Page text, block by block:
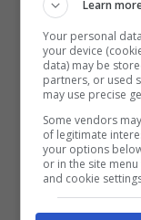
Learn
Your personal
your device
data) may be
partners, or used
may use precise
Some vendors
of legitimate
your options
or in the site
and cookie